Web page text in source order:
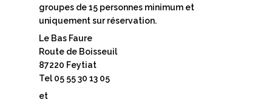
groupes de 15 personnes minimum et
uniquement sur réservation.
Le Bas Faure
Route de Boisseuil
87220 Feytiat
Tel 05 55 30 13 05
et